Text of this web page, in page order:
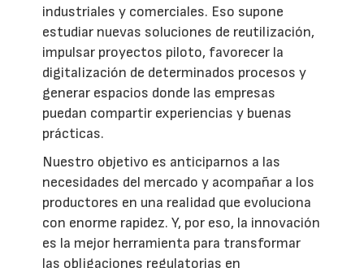
industriales y comerciales. Eso supone
estudiar nuevas soluciones de reutilización,
impulsar proyectos piloto, favorecer la
digitalización de determinados procesos y
generar espacios donde las empresas
puedan compartir experiencias y buenas
prácticas.
Nuestro objetivo es anticiparnos a las
necesidades del mercado y acompañar a los
productores en una realidad que evoluciona
con enorme rapidez. Y, por eso, la innovación
es la mejor herramienta para transformar
las obligaciones regulatorias en